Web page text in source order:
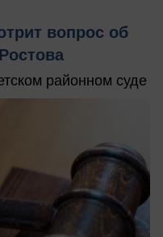
вопрос об
районном суде